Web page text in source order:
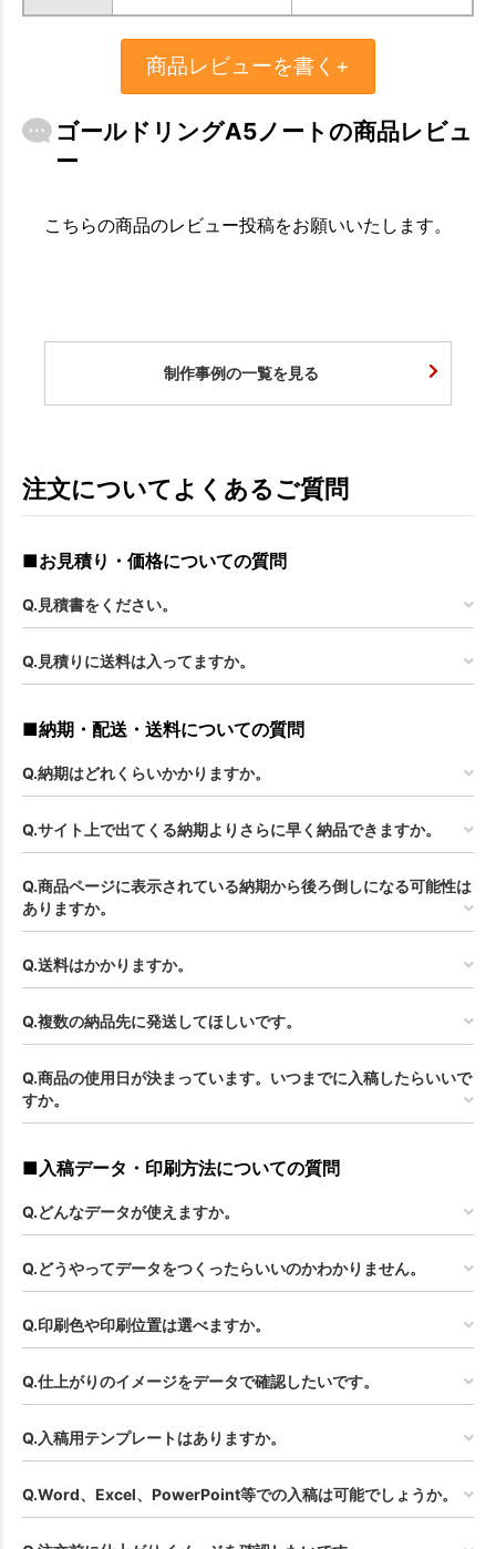
商品レビューを書く+
ゴールドリングA5ノートの商品レビュ
ー
こちらの商品のレビュー投稿をお願いいたします。
制作事例の一覧を見る
注文についてよくあるご質問
■お見積り・価格についての質問
Q.見積書をください。
Q.見積りに送料は入ってますか。
■納期・配送・送料についての質問
Q.納期はどれくらいかかりますか。
Q.サイト上で出てくる納期よりさらに早く納品できますか。
Q.商品ページに表示されている納期から後ろ倒しになる可能性は
ありますか。
Q.送料はかかりますか。
Q.複数の納品先に発送してほしいです。
Q.商品の使用日が決まっています。いつまでに入稿したらいいで
すか。
■入稿データ・印刷方法についての質問
Q.どんなデータが使えますか。
Q.どうやってデータをつくったらいいのかわかりません。
Q.印刷色や印刷位置は選べますか。
Q.仕上がりのイメージをデータで確認したいです。
Q.入稿用テンプレートはありますか。
Q.Word、Excel、PowerPoint等での入稿は可能でしょうか。